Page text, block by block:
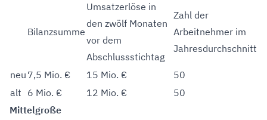
Bilanzsumme
Umsatzerlöse in
den zwölf Monaten
vor dem
Abschlussstichtag
Zahl der
Arbeitnehmer im
Jahresdurchschnitt
neu 7,5 Mio. € 15 Mio. €
50
alt 6 Mio. € 12 Mio. €
50
Mittelgroße